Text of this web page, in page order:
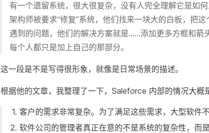
有一个遗留系统，很大很复杂，没有人完全理解它是如何
架构师被要求“修复”系统，他们找来一块大的白板，把
遇到的问题，他们的解决方案就是……添加更多方框和箭
每个人都只是加上自己的那部分。
这一段是不是写得很形象，就像是日常场景的描述。
根据他的文章，我整理了一下，Saleforce 内部的情况大概
客户的需求非常复杂。为了满足这些需求，大型软件
软件公司的管理者真正在意的不是系统的复杂性，而